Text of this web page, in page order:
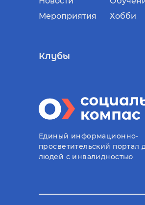
Мероприятия
Хобби
Клубы
Единый информационно-
просветительский портал
людей с инвалидностью